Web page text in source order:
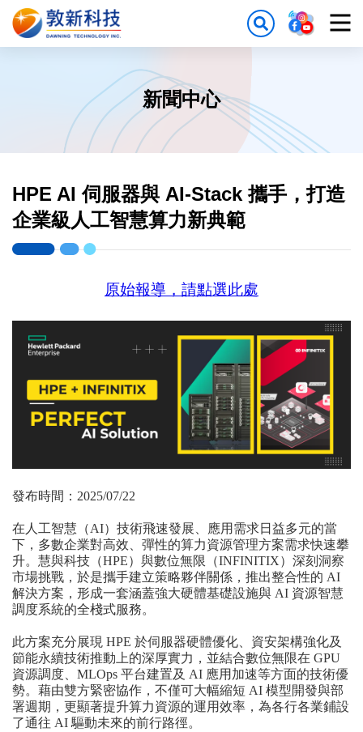
新聞中心
HPE AI 伺服器與 AI-Stack 攜手，打造
企業級人工智慧算力新典範
原始報導，請點選此處
發布時間：2025/07/22
在人工智慧（AI）技術飛速發展、應用需求日益多元的當
下，多數企業對高效、彈性的算力資源管理方案需求快速攀
升。慧與科技（HPE）與數位無限（INFINITIX）深刻洞察
市場挑戰，於是攜手建立策略夥伴關係，推出整合性的 AI
解決方案，形成一套涵蓋強大硬體基礎設施與 AI 資源智慧
調度系統的全棧式服務。
此方案充分展現 HPE 於伺服器硬體優化、資安架構強化及
節能永續技術推動上的深厚實力，並結合數位無限在 GPU
資源調度、MLOps 平台建置及 AI 應用加速等方面的技術優
勢。藉由雙方緊密協作，不僅可大幅縮短 AI 模型開發與部
署週期，更顯著提升算力資源的運用效率，為各行各業鋪設
了通往 AI 驅動未來的前行路徑。